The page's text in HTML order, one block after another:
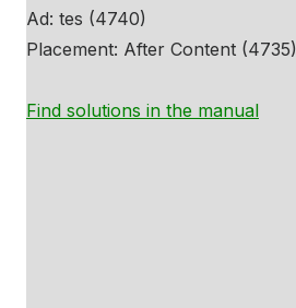
Ad: tes (4740)
Placement: After Content (4735)
Find solutions in the manual